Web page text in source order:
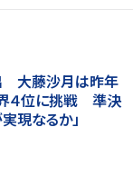
大藤沙月は昨年
４位に挑戦 準決
現なるか」